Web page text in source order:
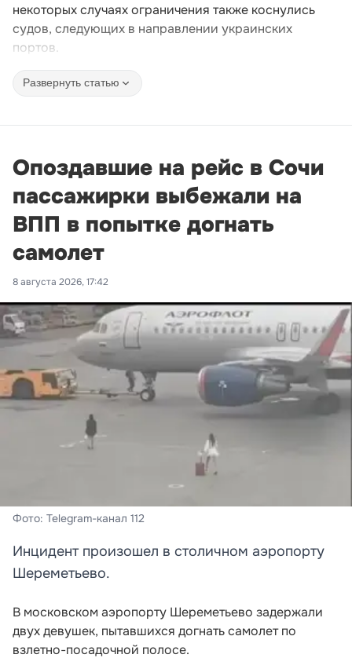
некоторых случаях ограничения также коснулись
судов, следующих в направлении украинских
портов.
Развернуть статью
Опоздавшие на рейс в Сочи
пассажирки выбежали на
ВПП в попытке догнать
самолет
8 августа 2026, 17:42
Фото: Telegram-канал 112
Инцидент произошел в столичном аэропорту
Шереметьево.
В московском аэропорту Шереметьево задержали
двух девушек, пытавшихся догнать самолет по
взлетно-посадочной полосе.